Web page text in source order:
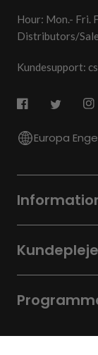
Hour: Mon.- Fri.
Distributors/
Kundesupport:
Europa
Kundepleje